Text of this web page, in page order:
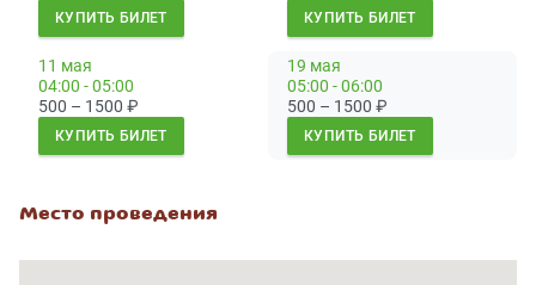
КУПИТЬ БИЛЕТ КУПИТЬ БИЛЕТ
11 мая
04:00 - 05:00
500 – 1500 ₽
КУПИТЬ БИЛЕТ
19 мая
05:00 - 06:00
500 – 1500 ₽
КУПИТЬ БИЛЕТ
Место проведения